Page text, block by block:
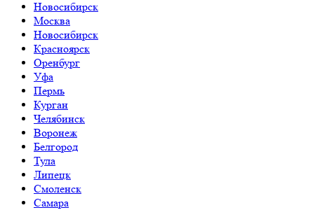
Новосибирск
Москва
Новосибирск
Красноярск
Оренбург
Уфа
Пермь
Курган
Челябинск
Воронеж
Белгород
Тула
Липецк
Смоленск
Самара